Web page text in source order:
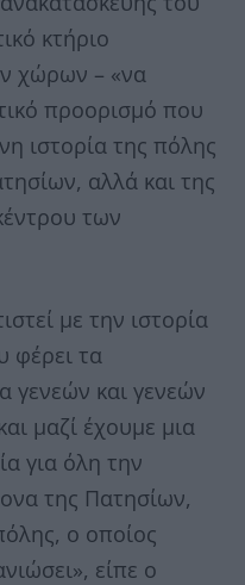
κτήριο
χώρων – «να
προορισμό που
ιστορία της πόλης
αλλά και της
των
με την ιστορία
φέρει τα
γενεών και γενεών
μαζί έχουμε μια
για όλη την
της Πατησίων,
ο οποίος
είπε ο